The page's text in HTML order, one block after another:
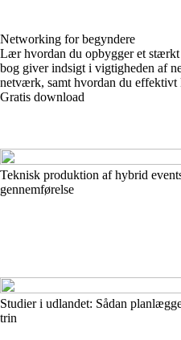
Networking for begyndere
Lær hvordan du opbygger et
bog giver indsigt i vigtigheden af
netværk, samt hvordan du effektivt
Gratis download
Teknisk produktion af hybrid
gennemførelse
Studier i udlandet: Sådan
trin